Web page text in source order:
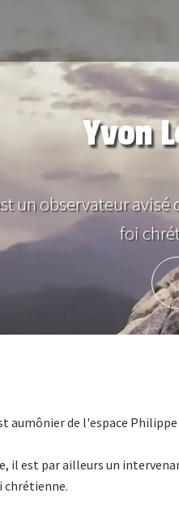
Yvon
un observateur
foi
aumônier de l'espace
il est par ailleurs un
chrétienne.